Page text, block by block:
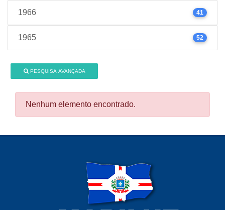
1966 41
1965 52
PESQUISA AVANÇADA
Nenhum elemento encontrado.